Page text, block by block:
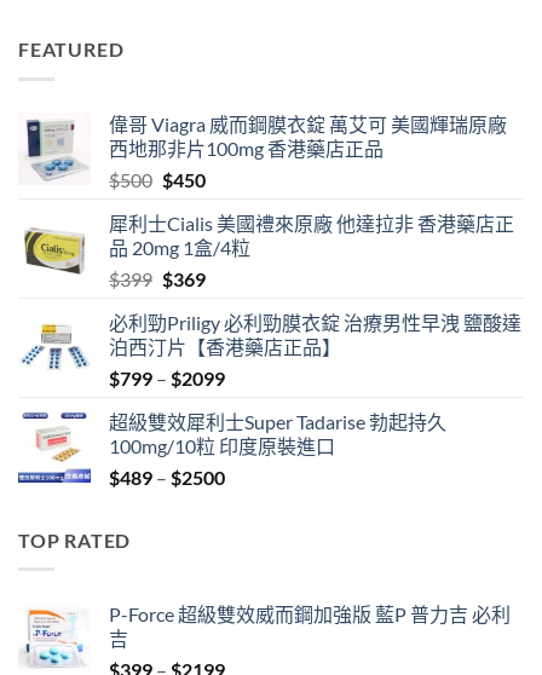
FEATURED
偉哥 Viagra 威而鋼膜衣錠 萬艾可 美國輝瑞原廠
西地那非片100mg 香港藥店正品
$500 Original
was:
$500.
$450Current
is:
$450.
犀利士Cialis 美國禮來原廠 他達拉非 香港藥店正
品 20mg 1盒/4粒
$399 Original
was:
$399.
$369Current
is:
$369.
必利勁Priligy 必利勁膜衣錠 治療男性早洩 鹽酸達
泊西汀片【香港藥店正品】
$799 – $2099Price
$799
through
$2099
超級雙效犀利士Super Tadarise 勃起持久
100mg/10粒 印度原裝進口
$489 – $2500Price
TOP RATED
P-Force 超級雙效威而鋼加強版 藍P 普力吉 必利
吉
$399 – $2199Price